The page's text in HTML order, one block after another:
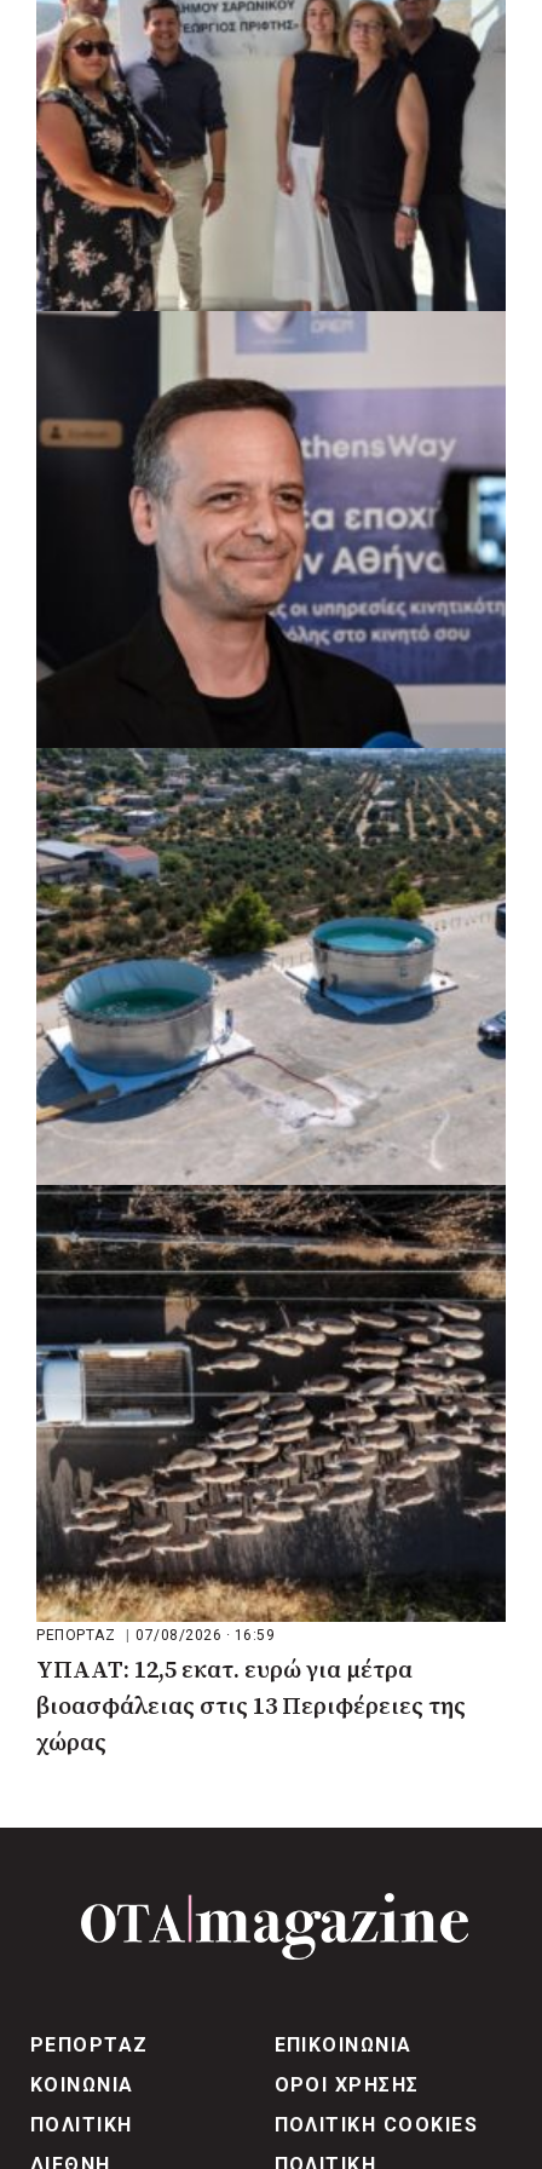
07/08/2026 · 18:01
Το Δημοτικό Κατάστημα Κουβαρά φέρει
πλέον το όνομα «Γεώργιος Πρίφτης»
ΡΕΠΟΡΤΑΖ | 07/08/2026 · 17:27
Ο Δούκας για έργα, καθαριότητα και τη
μάχη των επόμενων εκλογών: «Η καλύτερη
μου να κατέβει ο Μπακογιάννης»
ΚΟΙΝΩΝΙΑ | 07/08/2026 · 17:08
HYMETTUS WATER GRID: «Έξυπνο»
δίκτυο προστασίας των υδατοδεξαμενών
στον Υμηττό
ΡΕΠΟΡΤΑΖ 07/08/2026 · 16:59
ΥΠΑΑΤ: 12,5 εκατ. ευρώ για μέτρα
βιοασφάλειας στις 13 Περιφέρειες της
χώρας
ΡΕΠΟΡΤΑΖ
ΚΟΙΝΩΝΙΑ
ΠΟΛΙΤΙΚΗ
ΕΠΙΚΟΙΝΩΝΙΑ
ΟΡΟΙ ΧΡΗΣΗΣ
ΠΟΛΙΤΙΚΗ COOKIES